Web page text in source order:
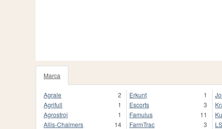
Marca
1020
Agrale
2
Agrifull
1
Agrostroj
1
Allis-Chalmers
14
Erkunt
1
Escorts
3
Famulus
11
FarmTrac
3
LS